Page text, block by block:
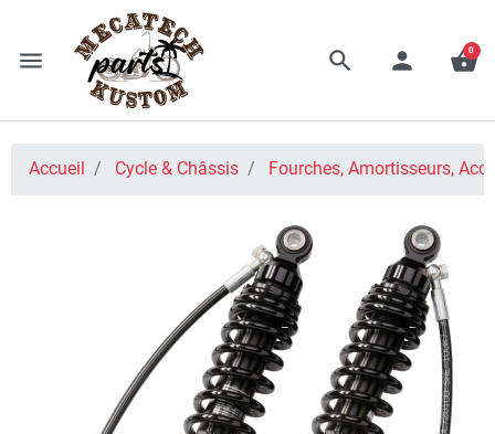
menu search person shopping_basket
0
Accueil Cycle & Châssis Fourches, Amortisseurs,